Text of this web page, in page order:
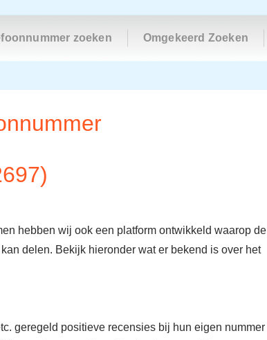
zoeken Omgekeerd Zoeken
hebben wij ook een platform ontwikkeld waarop de
delen. Bekijk hieronder wat er bekend is over het
geregeld positieve recensies bij hun eigen nummer